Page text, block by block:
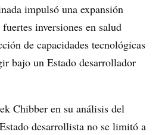
impulsó una expansión
inversiones en salud
de capacidades tecnológicas
bajo un Estado desarrollador
Chibber en su análisis del
desarrollista no se limitó a